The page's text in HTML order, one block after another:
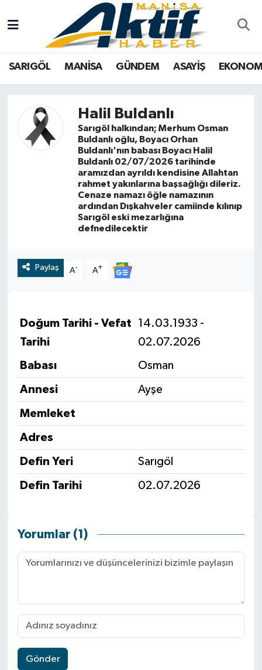
SARIGÖL MANİSA GÜNDEM ASAYİŞ
Halil Buldanlı
Sarıgöl halkından; Merhum Osman
Buldanlı oğlu, Boyacı Orhan
Buldanlı'nın babası Boyacı Halil
Buldanlı 02/07/2026 tarihinde
aramızdan ayrıldı kendisine Allahtan
rahmet yakınlarına başsağlığı dileriz.
Cenaze namazı öğle namazının
ardından Dışkahveler camiinde kılınıp
Sarıgöl eski mezarlığına
defnedilecektir
Paylaş A- A+
Doğum Tarihi - Vefat
Tarihi
14.03.1933 -
02.07.2026
Babası
Osman
Annesi Ayşe
Memleket
Adres
Defin Yeri Sarıgöl
Defin Tarihi 02.07.2026
Yorumlar (1)
Gönder
Yazarlar
Foto Galeri
SARIGÖL
GÜNDEM
ASAYİŞ
EKONOMİ
Türkiye
Analiz Haberler
Asayiş
Kültür Sanat
Tarih
Dünya
İletişim
Künye
SPOR
Video
Manisa Nöbetçi Eczaneler
Manisa Namaz Vakitleri
Manisa Trafik Yoğunluk Haritası
Süper Lig Puan Durumu ve Fikstür
Tüm Manşetler
Son Dakika Haberleri